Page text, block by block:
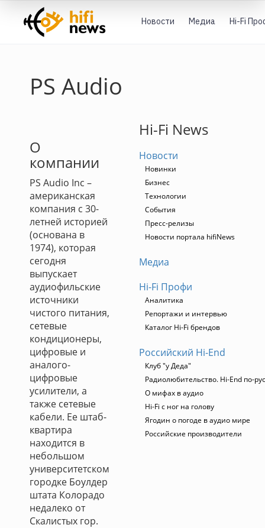
Новости Медиа Hi-Fi
PS Audio
О
компании
PS Audio Inc –
американская
компания с 30-
летней историей
(основана в
1974), которая
сегодня
выпускает
аудиофильские
источники
чистого питания,
сетевые
кондиционеры,
цифровые и
аналого-
цифровые
усилители, а
также сетевые
кабели. Ее штаб-
квартира
находится в
небольшом
университетском
городке Боулдер
штата Колорадо
недалеко от
Скалистых гор.
Hi-Fi News
Новости
Новинки
Бизнес
Технологии
События
Пресс-релизы
Новости портала hifiNews
Медиа
Hi-Fi Профи
Аналитика
Репортажи и интервью
Каталог Hi-Fi брендов
Российский Hi-End
Клуб "у Деда"
Радиолюбительство. Hi-End по-
О мифах в аудио
Hi-Fi с ног на голову
Ягодин о погоде в аудио мире
Российские производители